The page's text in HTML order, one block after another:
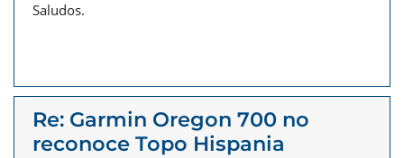
Saludos.
Re: Garmin Oregon 700 no
reconoce Topo Hispania